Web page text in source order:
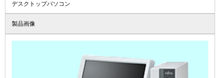
デスクトップパソコン
製品画像